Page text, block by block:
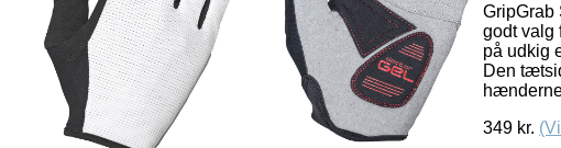
GripGrab
godt valg
på udkig
Den
349 kr.